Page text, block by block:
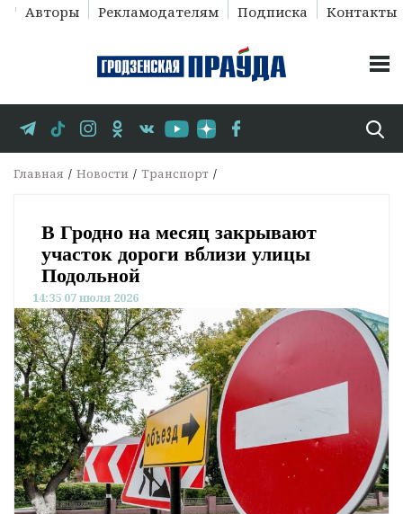
Авторы Рекламодателям Подписка Контакты
Главная Новости Транспорт
В Гродно на месяц закрывают
участок дороги вблизи улицы
Подольной
14:35 07 июля 2026